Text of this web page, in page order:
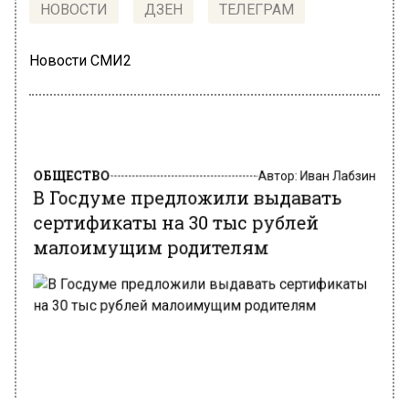
НОВОСТИ ДЗЕН ТЕЛЕГРАМ
Новости СМИ2
В Госдуме предложили выдавать
сертификаты на 30 тыс рублей
малоимущим родителям